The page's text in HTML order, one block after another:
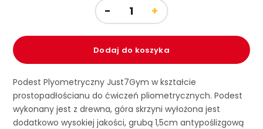
Dodaj do koszyka
Podest Plyometryczny Just7Gym w kształcie
prostopadłościanu do ćwiczeń pliometrycznych. Podest
wykonany jest z drewna, góra skrzyni wyłożona jest
dodatkowo wysokiej jakości, grubą 1,5cm antypoślizgową